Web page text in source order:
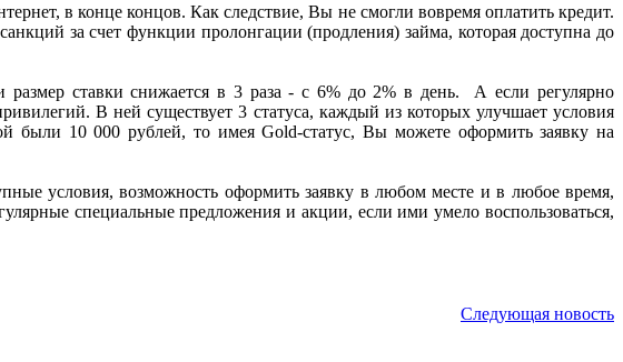
в конце концов. Как следствие, Вы не смогли вовремя оплатить кредит.
за счет функции пролонгации (продления) займа, которая доступна до
размер ставки снижается в 3 раза - с 6% до 2% в день. А если регулярно
В ней существует 3 статуса, каждый из которых улучшает условия
были 10 000 рублей, то имея Gold-статус, Вы можете оформить заявку на
условия, возможность оформить заявку в любом месте и в любое время,
специальные предложения и акции, если ими умело воспользоваться,
Следующая новость